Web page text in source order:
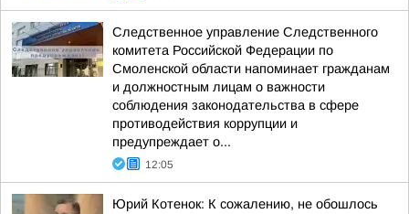
Следственное управление Следственного
комитета Российской Федерации по
Смоленской области напоминает гражданам
и должностным лицам о важности
соблюдения законодательства в сфере
противодействия коррупции и
предупреждает о...
12:05
Юрий Котенок: К сожалению, не обошлось